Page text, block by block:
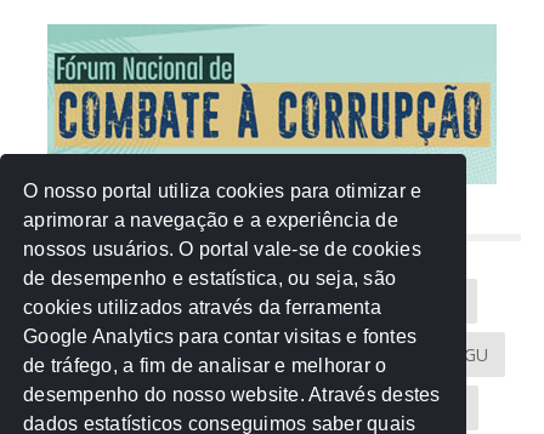
NUVEM DE TAGS
Acontece na Rede AGU AMM
Atricon Audicom CAU-MT CGU
CREA-MT Eventos MPC-MT MPE-MT
O nosso portal utiliza cookies para otimizar e
aprimorar a navegação e a experiência de
nossos usuários. O portal vale-se de cookies
de desempenho e estatística, ou seja, são
cookies utilizados através da ferramenta
Google Analytics para contar visitas e fontes
de tráfego, a fim de analisar e melhorar o
desempenho do nosso website. Através destes
dados estatísticos conseguimos saber quais